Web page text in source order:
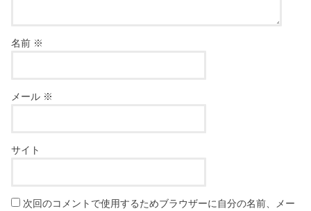
名前 ※
メール ※
サイト
次回のコメントで使用するためブラウザーに自分の名前、メー